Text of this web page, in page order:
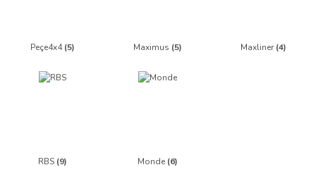
Peçe4x4(5) Maximus (5) Maxliner(4)
RBS (9) Monde (6)